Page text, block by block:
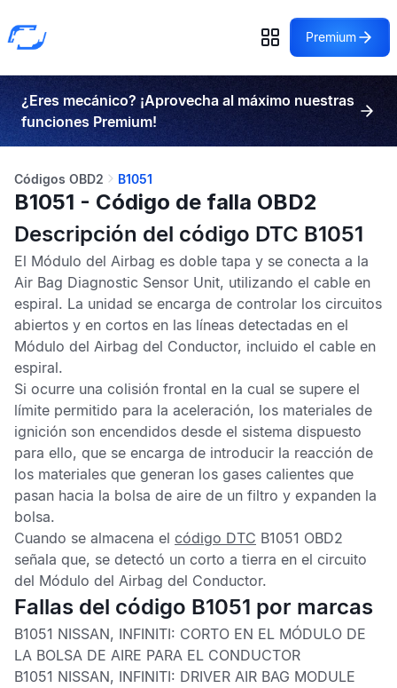
Premium
¿Eres mecánico? ¡Aprovecha al máximo nuestras
funciones Premium!
Códigos OBD2 B1051
B1051 - Código de falla OBD2
Descripción del código DTC B1051
El Módulo del Airbag es doble tapa y se conecta a la
Air Bag Diagnostic Sensor Unit, utilizando el cable en
espiral. La unidad se encarga de controlar los circuitos
abiertos y en cortos en las líneas detectadas en el
Módulo del Airbag del Conductor, incluido el cable en
espiral.
Si ocurre una colisión frontal en la cual se supere el
límite permitido para la aceleración, los materiales de
ignición son encendidos desde el sistema dispuesto
para ello, que se encarga de introducir la reacción de
los materiales que generan los gases calientes que
pasan hacia la bolsa de aire de un filtro y expanden la
bolsa.
Cuando se almacena el código DTC B1051 OBD2
señala que, se detectó un corto a tierra en el circuito
del Módulo del Airbag del Conductor.
Fallas del código B1051 por marcas
B1051 NISSAN, INFINITI: CORTO EN EL MÓDULO DE
LA BOLSA DE AIRE PARA EL CONDUCTOR
B1051 NISSAN, INFINITI: DRIVER AIR BAG MODULE